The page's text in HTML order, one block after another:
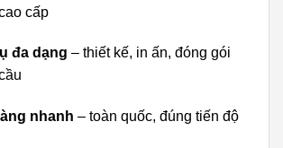
cấp
đa dạng – thiết kế, in ấn, đóng gói
nhanh – toàn quốc, đúng tiến độ